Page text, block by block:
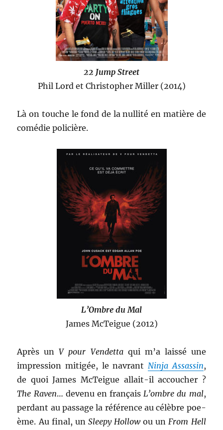
22 Jump Street
Phil Lord et Christopher Miller (2014)
Là on touche le fond de la nullité en matière de
comédie policière.
L’Ombre du Mal
James McTeigue (2012)
Après unV pour Vendettaqui m’a laissé une
impression mitigée, le navrant Ninja Assassin,
de quoi James McTeigue allait-il accoucher ?
The Raven… devenu en françaisL’ombre du mal,
perdant au passage la référence au célèbre poe-
ème. Au final, un Sleepy Hollowou unFrom Hell